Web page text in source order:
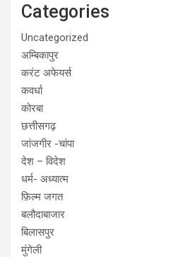
Categories
Uncategorized
अम्बिकापुर
करंट अफेयर्स
कवर्धा
कोरबा
छत्तीसगढ़
जांजगीर -चांपा
देश – विदेश
धर्म- अध्यात्म
फ़िल्म जगत
बलौदाबाजार
बिलासपुर
मुंगेली